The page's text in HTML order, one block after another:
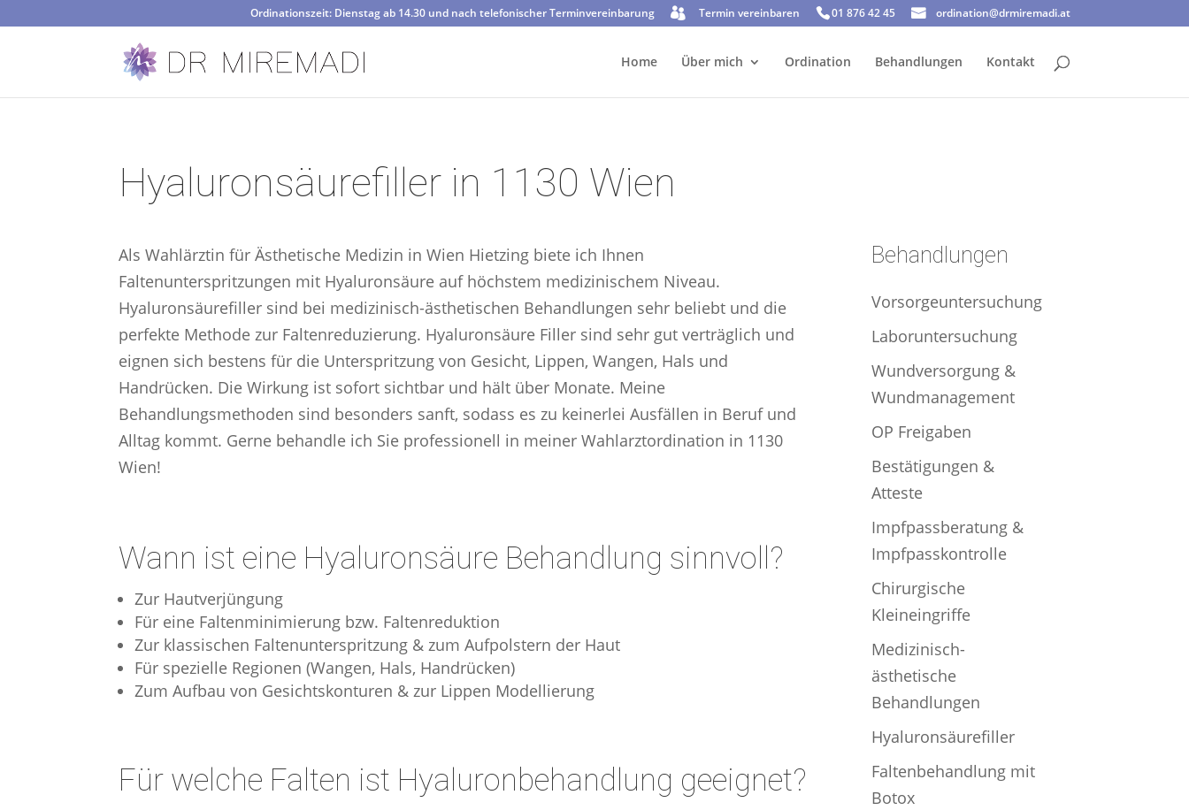
Ordinationszeit: Dienstag ab 14.30 und nach telefonischer Terminvereinbarung Termin vereinbaren 01 876 42 45 ordination@drmiremadi.at
Home Über mich Ordination Behandlungen Kontakt
Hyaluronsäurefiller in 1130 Wien
Als Wahlärztin für Ästhetische Medizin in Wien Hietzing biete ich Ihnen
Faltenunterspritzungen mit Hyaluronsäure auf höchstem medizinischem Niveau.
Hyaluronsäurefiller sind bei medizinisch-ästhetischen Behandlungen sehr beliebt und die
perfekte Methode zur Faltenreduzierung. Hyaluronsäure Filler sind sehr gut verträglich und
eignen sich bestens für die Unterspritzung von Gesicht, Lippen, Wangen, Hals und
Handrücken. Die Wirkung ist sofort sichtbar und hält über Monate. Meine
Behandlungsmethoden sind besonders sanft, sodass es zu keinerlei Ausfällen in Beruf und
Alltag kommt. Gerne behandle ich Sie professionell in meiner Wahlarztordination in 1130
Wien!
Wann ist eine Hyaluronsäure Behandlung sinnvoll?
Zur Hautverjüngung
Für eine Faltenminimierung bzw. Faltenreduktion
Zur klassischen Faltenunterspritzung & zum Aufpolstern der Haut
Für spezielle Regionen (Wangen, Hals, Handrücken)
Zum Aufbau von Gesichtskonturen & zur Lippen Modellierung
Für welche Falten ist Hyaluronbehandlung geeignet?
Behandlungen
Vorsorgeuntersuchung
Laboruntersuchung
Wundversorgung &
Wundmanagement
OP Freigaben
Bestätigungen &
Atteste
Impfpassberatung &
Impfpasskontrolle
Chirurgische
Kleineingriffe
Medizinisch-
ästhetische
Behandlungen
Hyaluronsäurefiller
Faltenbehandlung mit
Botox